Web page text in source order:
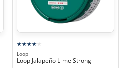
Loop
Loop Jalapeño Lime Strong